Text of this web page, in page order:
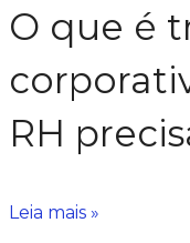
O que é
RH
Leia mais »